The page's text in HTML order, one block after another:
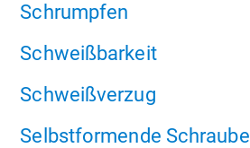
Schrumpfen
Schweißbarkeit
Schweißverzug
Selbstformende Schraube